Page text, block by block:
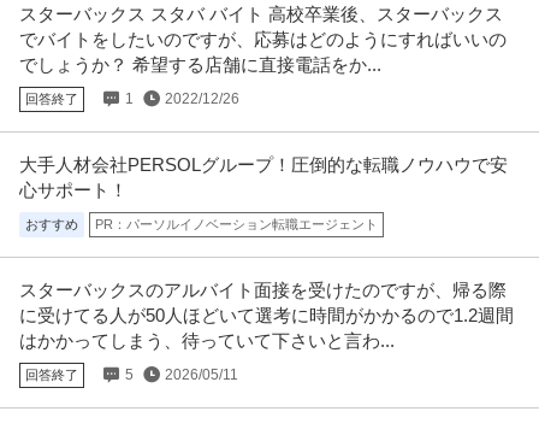
スターバックス スタバ バイト 高校卒業後、スターバックス
でバイトをしたいのですが、応募はどのようにすればいいの
でしょうか？ 希望する店舗に直接電話をか...
回答終了 1 2022/12/26
大手人材会社PERSOLグループ！圧倒的な転職ノウハウで安
心サポート！
おすすめ PR：パーソルイノベーション転職エージェント
スターバックスのアルバイト面接を受けたのですが、帰る際
に受けてる人が50人ほどいて選考に時間がかかるので1.2週間
はかかってしまう、待っていて下さいと言わ...
回答終了 5 2026/05/11